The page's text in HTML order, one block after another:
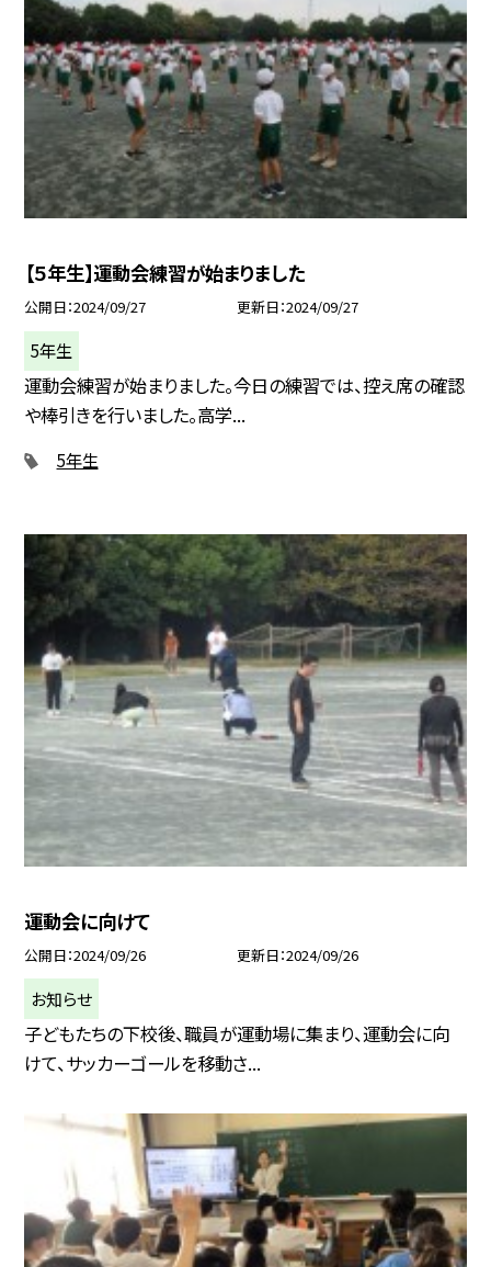
【５年生】運動会練習が始まりました
公開日 2024/09/27 更新日 2024/09/27
5年生
運動会練習が始まりました。今日の練習では、控え席の確認
や棒引きを行いました。高学...
5年生
運動会に向けて
公開日 2024/09/26 更新日 2024/09/26
お知らせ
子どもたちの下校後、職員が運動場に集まり、運動会に向
けて、サッカーゴールを移動さ...